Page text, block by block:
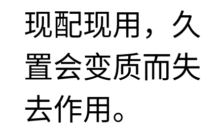
现配现用，久
置会变质而失
去作用。